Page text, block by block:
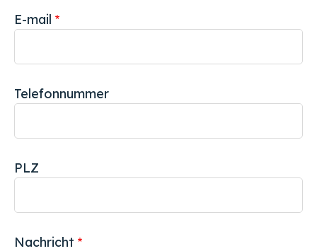
E-mail
Telefonnummer
PLZ
Nachricht